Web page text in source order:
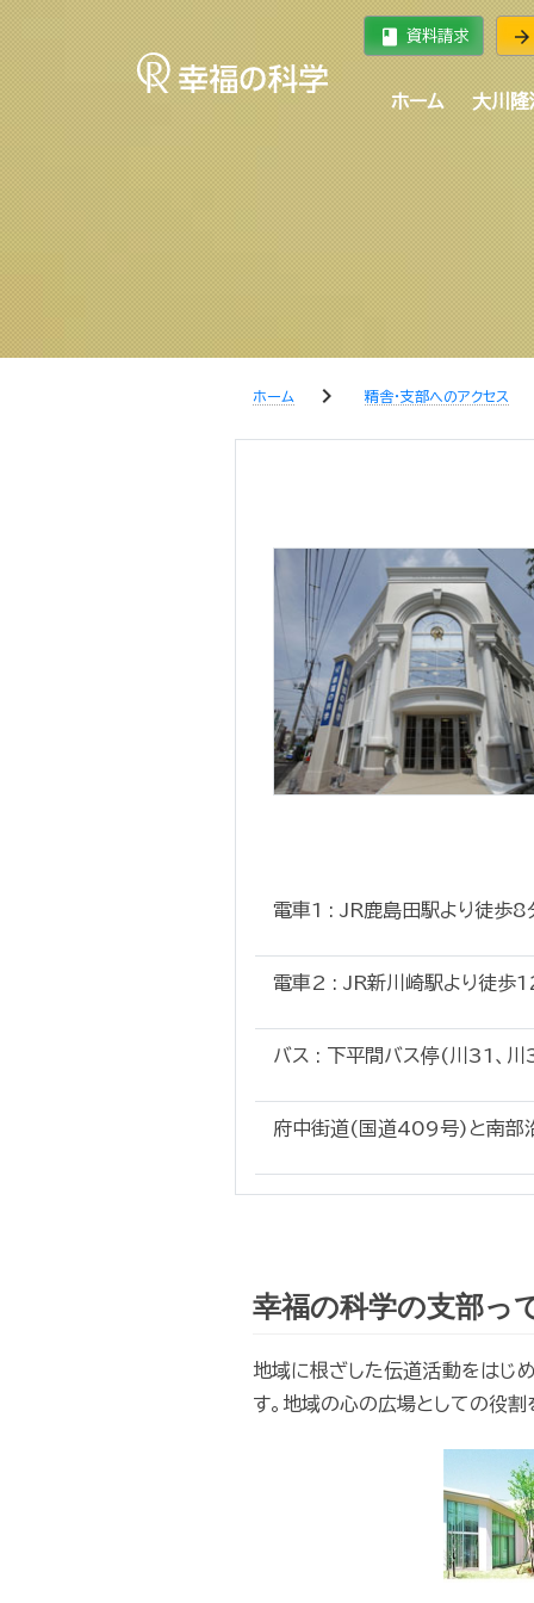
book 資料請求 arrow_forward
ホーム 大川隆
ホーム chevron_right 精舎・支部へのアクセス
電車1 : JR鹿島田駅より徒歩8
電車2 : JR新川崎駅より徒歩
バス : 下平間バス停(川31、
府中街道(国道409号)と南部
幸福の科学の支部っ
地域に根ざした伝道活動をはじ
す。地域の心の広場としての役